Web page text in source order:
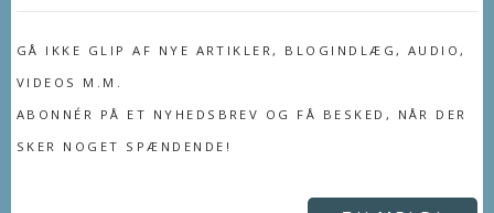
GÅ IKKE GLIP AF NYE ARTIKLER, BLOGINDLÆG, AUDIO,
VIDEOS M.M.
ABONNÉR PÅ ET NYHEDSBREV OG FÅ BESKED, NÅR DER
SKER NOGET SPÆNDENDE!